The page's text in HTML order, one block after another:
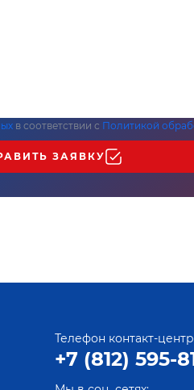
в соответствии с Политикой
ЗАЯВКУ
Телефон контакт-
+7 (812) 595-